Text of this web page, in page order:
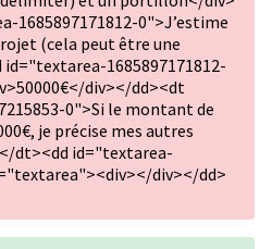
1685897171812-0">J’estime
(cela peut être une
1685897171812-
div></dd><dt
0">Si le montant de
je précise mes autres
dt><dd id="textarea-
div></dd>